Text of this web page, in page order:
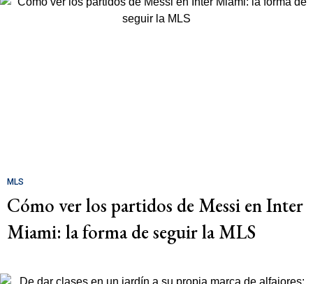
MLS
Cómo ver los partidos de Messi en Inter
Miami: la forma de seguir la MLS